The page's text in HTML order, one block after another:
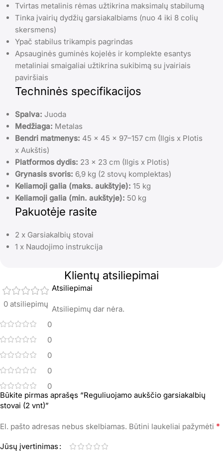
Tvirtas metalinis rėmas užtikrina maksimalų stabilumą
Tinka įvairių dydžių garsiakalbiams (nuo 4 iki 8 colių
skersmens)
Ypač stabilus trikampis pagrindas
Apsauginės guminės kojelės ir komplekte esantys
metaliniai smaigaliai užtikrina sukibimą su įvairiais
paviršiais
Techninės specifikacijos
Spalva: Juoda
Medžiaga: Metalas
Bendri matmenys: 45 x 45 x 97–157 cm (Ilgis x Plotis
x Aukštis)
Platformos dydis: 23 x 23 cm (Ilgis x Plotis)
Grynasis svoris: 6,9 kg (2 stovų komplektas)
Keliamoji galia (maks. aukštyje): 15 kg
Keliamoji galia (min. aukštyje): 50 kg
Pakuotėje rasite
2 x Garsiakalbių stovai
1 x Naudojimo instrukcija
Klientų atsiliepimai
0 atsiliepimų
0
0
0
0
0
Atsiliepimai
Atsiliepimų dar nėra.
Būkite pirmas aprašęs “Reguliuojamo aukščio garsiakalbių
stovai (2 vnt)”
El. pašto adresas nebus skelbiamas. Būtini laukeliai pažymėti *
Jūsų įvertinimas